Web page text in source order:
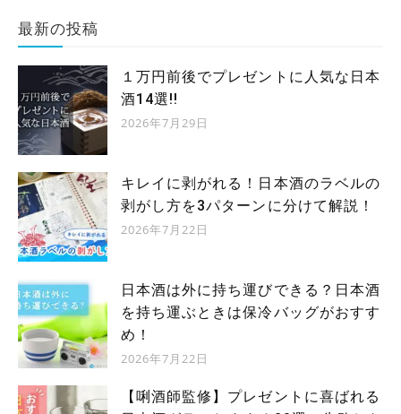
最新の投稿
１万円前後でプレゼントに人気な日本
酒14選!!
2026年7月29日
キレイに剥がれる！日本酒のラベルの
剥がし方を3パターンに分けて解説！
2026年7月22日
日本酒は外に持ち運びできる？日本酒
を持ち運ぶときは保冷バッグがおすす
め！
2026年7月22日
【唎酒師監修】プレゼントに喜ばれる